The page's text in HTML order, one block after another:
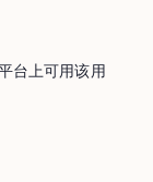
台上可用该用